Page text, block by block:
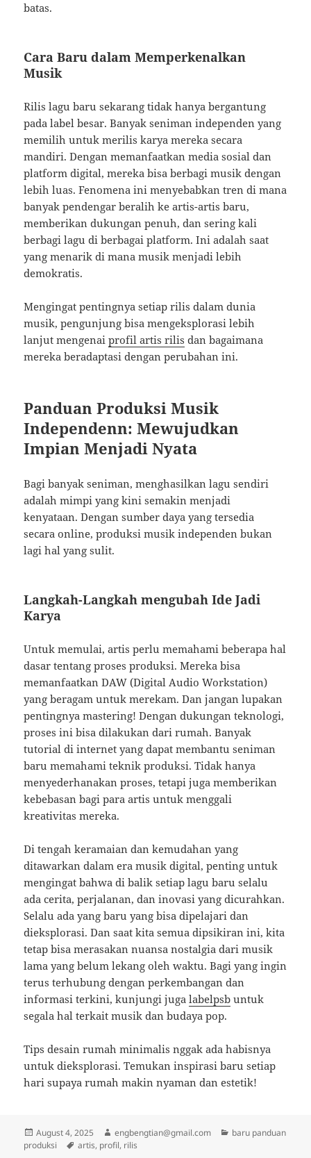
batas.
Cara Baru dalam Memperkenalkan
Musik
Rilis lagu baru sekarang tidak hanya bergantung
pada label besar. Banyak seniman independen yang
memilih untuk merilis karya mereka secara
mandiri. Dengan memanfaatkan media sosial dan
platform digital, mereka bisa berbagi musik dengan
lebih luas. Fenomena ini menyebabkan tren di mana
banyak pendengar beralih ke artis-artis baru,
memberikan dukungan penuh, dan sering kali
berbagi lagu di berbagai platform. Ini adalah saat
yang menarik di mana musik menjadi lebih
demokratis.
Mengingat pentingnya setiap rilis dalam dunia
musik, pengunjung bisa mengeksplorasi lebih
lanjut mengenaiprofil artis rilis dan bagaimana
mereka beradaptasi dengan perubahan ini.
Panduan Produksi Musik
Independenn: Mewujudkan
Impian Menjadi Nyata
Bagi banyak seniman, menghasilkan lagu sendiri
adalah mimpi yang kini semakin menjadi
kenyataan. Dengan sumber daya yang tersedia
secara online, produksi musik independen bukan
lagi hal yang sulit.
Langkah-Langkah mengubah Ide Jadi
Karya
Untuk memulai, artis perlu memahami beberapa hal
dasar tentang proses produksi. Mereka bisa
memanfaatkan DAW (Digital Audio Workstation)
yang beragam untuk merekam. Dan jangan lupakan
pentingnya mastering! Dengan dukungan teknologi,
proses ini bisa dilakukan dari rumah. Banyak
tutorial di internet yang dapat membantu seniman
baru memahami teknik produksi. Tidak hanya
menyederhanakan proses, tetapi juga memberikan
kebebasan bagi para artis untuk menggali
kreativitas mereka.
Di tengah keramaian dan kemudahan yang
ditawarkan dalam era musik digital, penting untuk
mengingat bahwa di balik setiap lagu baru selalu
ada cerita, perjalanan, dan inovasi yang dicurahkan.
Selalu ada yang baru yang bisa dipelajari dan
dieksplorasi. Dan saat kita semua dipsikiran ini, kita
tetap bisa merasakan nuansa nostalgia dari musik
lama yang belum lekang oleh waktu. Bagi yang ingin
terus terhubung dengan perkembangan dan
informasi terkini, kunjungi jugalabelpsb untuk
segala hal terkait musik dan budaya pop.
Tips desain rumah minimalis nggak ada habisnya
untuk dieksplorasi. Temukan inspirasi baru setiap
hari supaya rumah makin nyaman dan estetik!
Posted
on
August 4, 2025 Author
engbengtian@gmail.com Categories
baru panduan
produksi
Tags
artis, profil, rilis